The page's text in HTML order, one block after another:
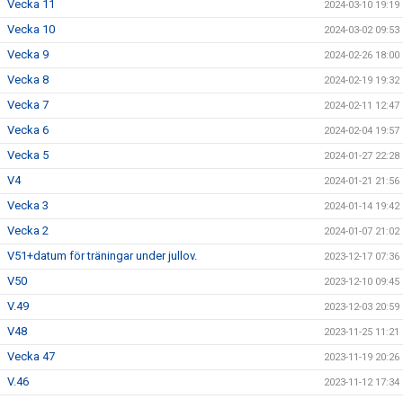
Vecka 11 2024-03-10 19:19
Vecka 10 2024-03-02 09:53
Vecka 9 2024-02-26 18:00
Vecka 8 2024-02-19 19:32
Vecka 7 2024-02-11 12:47
Vecka 6 2024-02-04 19:57
Vecka 5 2024-01-27 22:28
V4 2024-01-21 21:56
Vecka 3 2024-01-14 19:42
Vecka 2 2024-01-07 21:02
V51+datum för träningar under jullov. 2023-12-17 07:36
V50 2023-12-10 09:45
V.49 2023-12-03 20:59
V48 2023-11-25 11:21
Vecka 47 2023-11-19 20:26
V.46 2023-11-12 17:34